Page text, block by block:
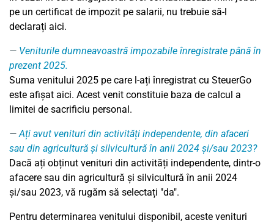
pe un certificat de impozit pe salarii, nu trebuie să-l
declarați aici.
Veniturile dumneavoastră impozabile înregistrate până în
prezent 2025.
Suma venitului 2025 pe care l-ați înregistrat cu SteuerGo
este afișat aici. Acest venit constituie baza de calcul a
limitei de sacrificiu personal.
Ați avut venituri din activități independente, din afaceri
sau din agricultură și silvicultură în anii 2024 și/sau 2023?
Dacă ați obținut venituri din activități independente, dintr-o
afacere sau din agricultură și silvicultură în anii 2024
și/sau 2023, vă rugăm să selectați "da".
Pentru determinarea venitului disponibil, aceste venituri